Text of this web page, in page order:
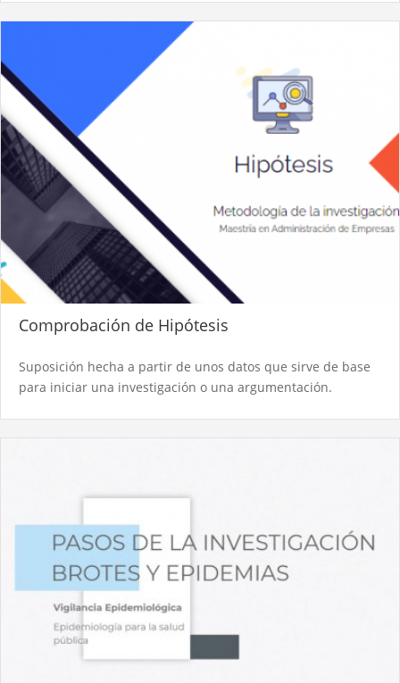
Comprobación de Hipótesis
Suposición hecha a partir de unos datos que sirve de base
para iniciar una investigación o una argumentación.